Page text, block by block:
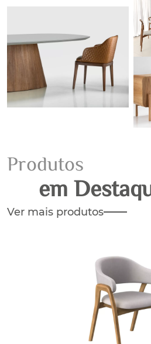
Produtos
em
Ver mais produtos